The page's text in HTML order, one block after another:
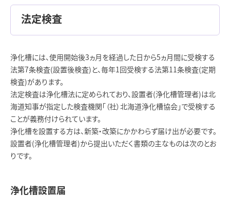
法定検査
浄化槽には、使用開始後3ヵ月を経過した日から5ヵ月間に受検する
法第7条検査(設置後検査)と、毎年1回受検する法第11条検査(定期
検査)があります。
法定検査は浄化槽法に定められており、設置者(浄化槽管理者)は北
海道知事が指定した検査機関「（社）北海道浄化槽協会」で受検する
ことが義務付けられています。
浄化槽を設置する方は、新築・改築にかかわらず届け出が必要です。
設置者(浄化槽管理者)から提出いただく書類の主なものは次のとお
りです。
浄化槽設置届